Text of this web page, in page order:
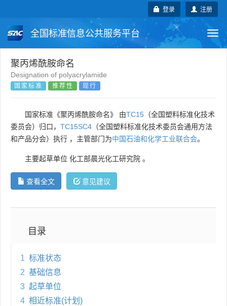
注册
登录
全国标准信息公共服务平台
国家标准
团体标准
国外标准 技术委员会
聚丙烯酰胺命名
Designation of polyacrylamide
国家标准 推荐性 现行
国家标准《聚丙烯酰胺命名》 由TC15 （全国塑料标准化技术
委员会）归口， TC15SC4 （全国塑料标准化技术委员会通用方法
和产品分会）执行 ，主管部门为中国石油和化学工业联合会。
主要起草单位 化工部晨光化工研究院 。
查看全文 意见建议
目录
1 标准状态
2 基础信息
3 起草单位
4 相近标准(计划)